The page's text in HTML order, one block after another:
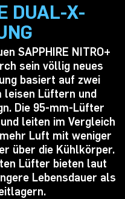
DUAL-X-
SAPPHIRE NITRO+
sein völlig neues
basiert auf zwei
leisen Lüftern und
Die 95-mm-Lüfter
leiten im Vergleich
Luft mit weniger
über die Kühlkörper.
Lüfter bieten laut
Lebensdauer als